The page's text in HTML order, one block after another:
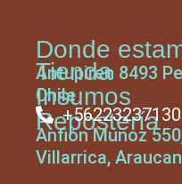
Tienda
Insumos
Repostería
Donde
Antupiren 8493
Chile
+56223237130
Anfión Muñoz
Villarrica,